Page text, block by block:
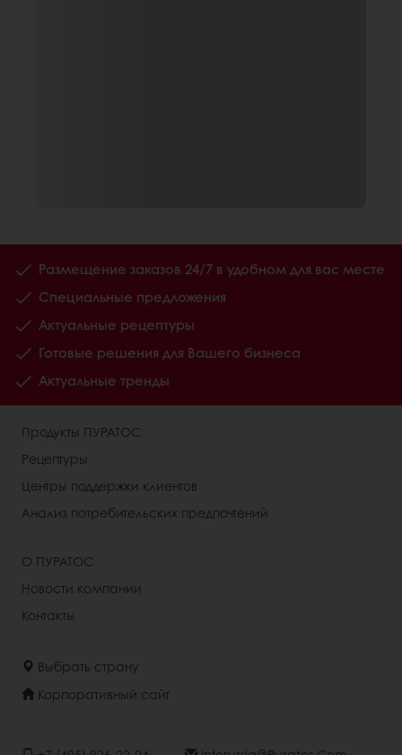
Размещение заказов 24/7 в удобном для вас месте
Специальные предложения
Актуальные рецептуры
Готовые решения для Вашего бизнеса
Актуальные тренды
Продукты ПУРАТОС
Рецептуры
Центры поддержки клиентов
Анализ потребительских предпочтений
О ПУРАТОС
Новости компании
Контакты
Выбрать страну
Корпоративный сайт